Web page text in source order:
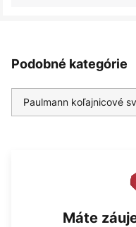
Podobné kategórie
Paulmann koľajnicové
Máte